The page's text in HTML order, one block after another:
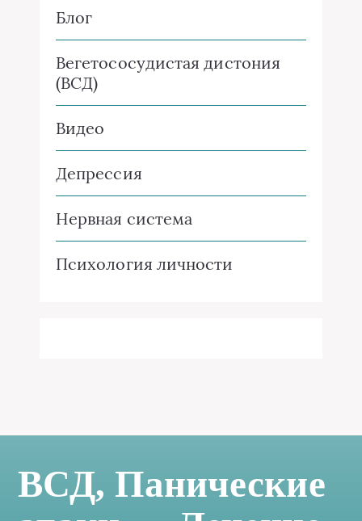
Блог
Вегетососудистая дистония
(ВСД)
Видео
Депрессия
Нервная система
Психология личности
ВСД, Панические